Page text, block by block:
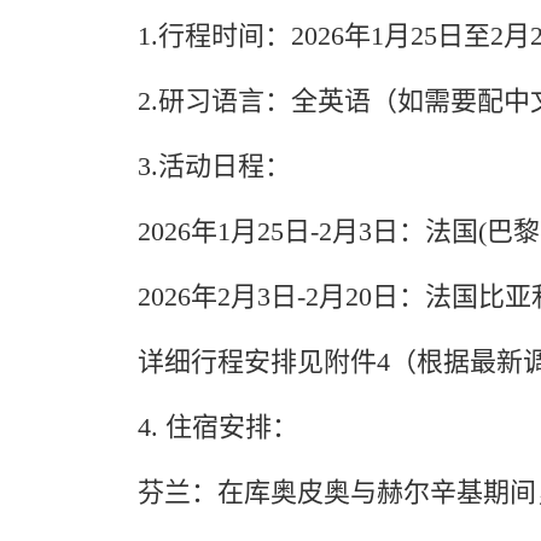
1.行程时间：2026年1月25日至2月
2.研习语言：全英语（如需要配中
3.活动日程：
2026年1月25日-2月3日：法国(巴
2026年2月3日-2月20日：法国比
详细行程安排见附件4（根据最新
4. 住宿安排：
芬兰：在库奥皮奥与赫尔辛基期